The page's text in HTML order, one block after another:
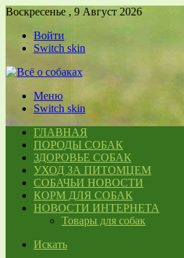
Воскресенье , 9 Август 2026
Войти
Switch skin
Меню
Switch skin
ГЛАВНАЯ
ПОРОДЫ СОБАК
ЗДОРОВЬЕ СОБАК
УХОД ЗА ПИТОМЦЕМ
СОБАЧЬИ НОВОСТИ
КОРМ ДЛЯ СОБАК
НОВОСТИ ИНТЕРНЕТА
Товары для собак
Искать